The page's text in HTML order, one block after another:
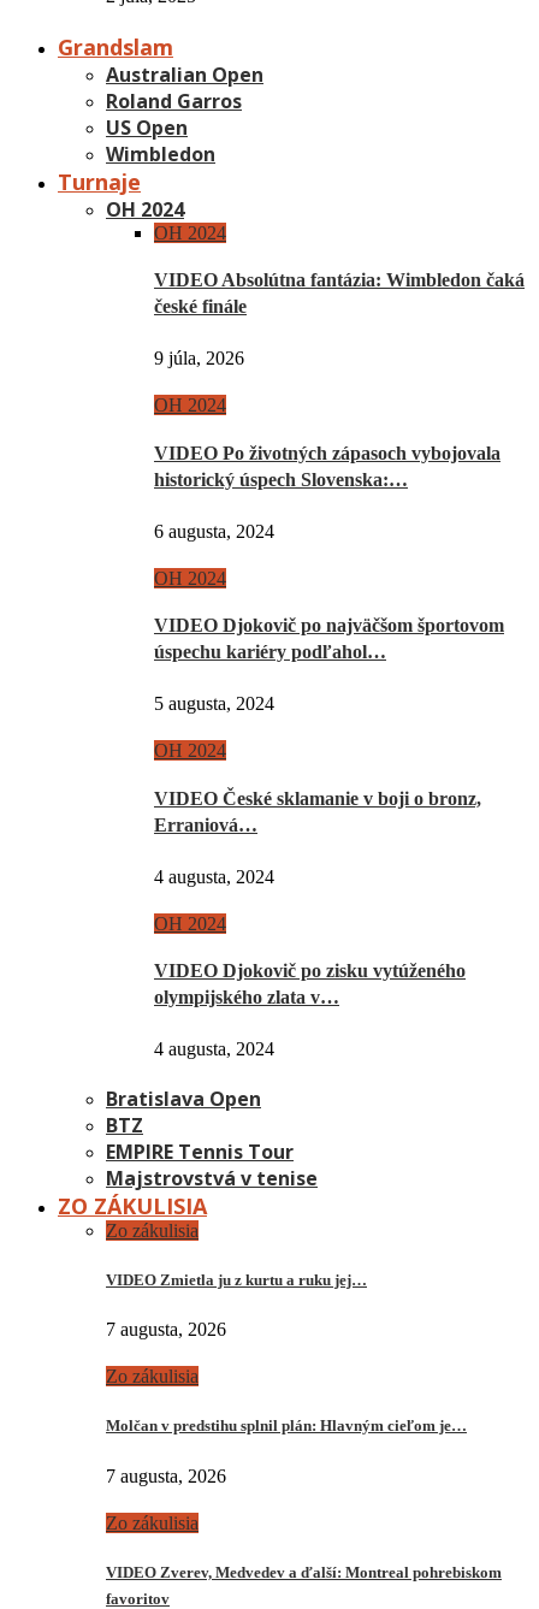
Grandslam
Australian Open
Roland Garros
US Open
Wimbledon
Turnaje
OH 2024
OH 2024
VIDEO Absolútna fantázia: Wimbledon čaká
české finále
9 júla, 2026
OH 2024
VIDEO Po životných zápasoch vybojovala
historický úspech Slovenska:…
6 augusta, 2024
OH 2024
VIDEO Djokovič po najväčšom športovom
úspechu kariéry podľahol…
5 augusta, 2024
OH 2024
VIDEO České sklamanie v boji o bronz,
Erraniová…
4 augusta, 2024
OH 2024
VIDEO Djokovič po zisku vytúženého
olympijského zlata v…
4 augusta, 2024
Bratislava Open
BTZ
EMPIRE Tennis Tour
Majstrovstvá v tenise
ZO ZÁKULISIA
Zo zákulisia
VIDEO Zmietla ju z kurtu a ruku jej…
7 augusta, 2026
Zo zákulisia
Molčan v predstihu splnil plán: Hlavným cieľom je…
7 augusta, 2026
Zo zákulisia
VIDEO Zverev, Medvedev a ďalší: Montreal pohrebiskom
favoritov